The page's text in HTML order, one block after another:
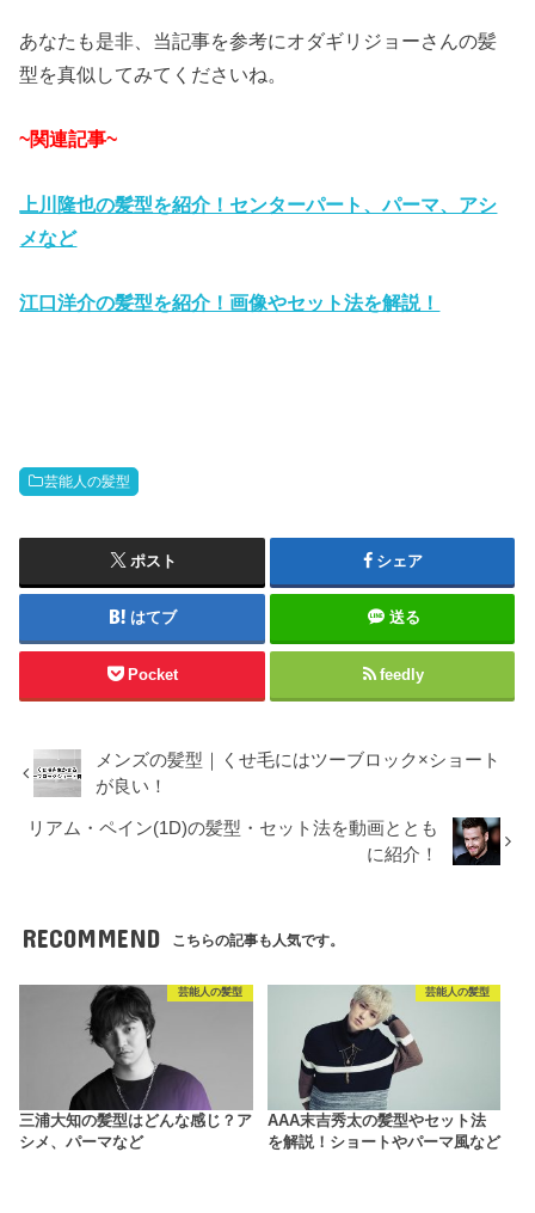
あなたも是非、当記事を参考にオダギリジョーさんの髪
型を真似してみてくださいね。
~関連記事~
上川隆也の髪型を紹介！センターパート、パーマ、アシ
メなど
江口洋介の髪型を紹介！画像やセット法を解説！
芸能人の髪型
ポスト シェア
はてブ 送る
Pocket feedly
メンズの髪型｜くせ毛にはツーブロック×ショート
が良い！
リアム・ペイン(1D)の髪型・セット法を動画ととも
に紹介！
RECOMMEND こちらの記事も人気です。
芸能人の髪型
三浦大知の髪型はどんな感じ？ア
シメ、パーマなど
芸能人の髪型
AAA末吉秀太の髪型やセット法
を解説！ショートやパーマ風など